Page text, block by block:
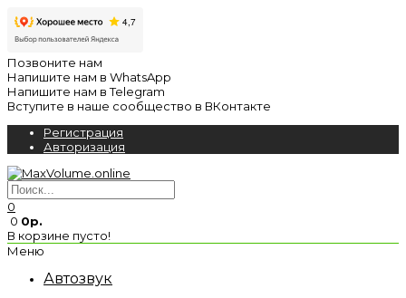
Позвоните нам
Напишите нам в WhatsApp
Напишите нам в Telegram
Вступите в наше сообщество в ВКонтакте
Регистрация
Авторизация
0
0 0р.
В корзине пусто!
Меню
Автозвук